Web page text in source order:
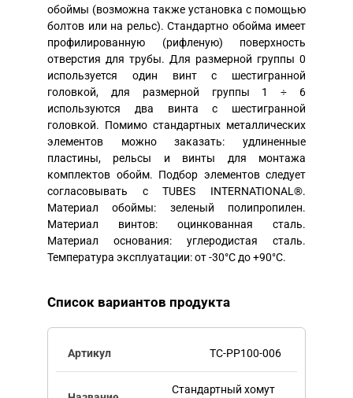
обоймы (возможна также установка с помощью
болтов или на рельс). Стандартно обойма имеет
профилированную (рифленую) поверхность
отверстия для трубы. Для размерной группы 0
используется один винт с шестигранной
головкой, для размерной группы 1 ÷ 6
используются два винта с шестигранной
головкой. Помимо стандартных металлических
элементов можно заказать: удлиненные
пластины, рельсы и винты для монтажа
комплектов обойм. Подбор элементов следует
согласовывать с TUBES INTERNATIONAL®.
Материал обоймы: зеленый полипропилен.
Материал винтов: оцинкованная сталь.
Материал основания: углеродистая сталь.
Температура эксплуатации: от -30°C до +90°C.
Список вариантов продукта
TC-PP100-006
Стандартный хомут